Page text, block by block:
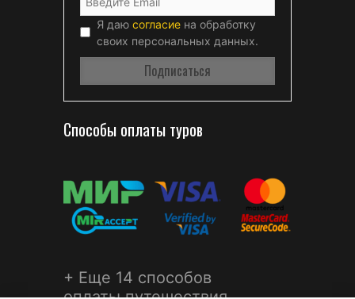
Я даю согласие на обработку
своих персональных данных.
Способы оплаты туров
+ Еще 14 способов